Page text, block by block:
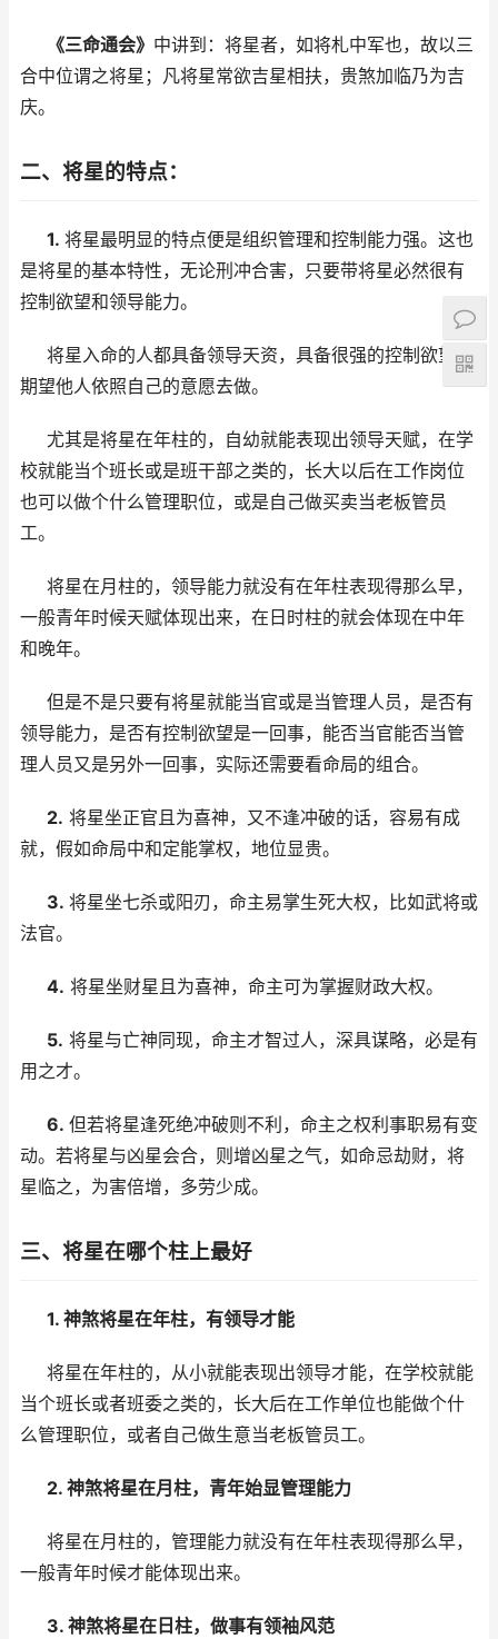
《三命通会》 中讲到：将星者，如将札中军也，故以三
合中位谓之将星；凡将星常欲吉星相扶，贵煞加临乃为吉
庆。
二、将星的特点：
1. 将星最明显的特点便是组织管理和控制能力强。这也
是将星的基本特性，无论刑冲合害，只要带将星必然很有
控制欲望和领导能力。
将星入命的人都具备领导天资，具备很强的控制欲望，
期望他人依照自己的意愿去做。
尤其是将星在年柱的，自幼就能表现出领导天赋，在学
校就能当个班长或是班干部之类的，长大以后在工作岗位
也可以做个什么管理职位，或是自己做买卖当老板管员
工。
将星在月柱的，领导能力就没有在年柱表现得那么早，
一般青年时候天赋体现出来，在日时柱的就会体现在中年
和晚年。
但是不是只要有将星就能当官或是当管理人员，是否有
领导能力，是否有控制欲望是一回事，能否当官能否当管
理人员又是另外一回事，实际还需要看命局的组合。
2. 将星坐正官且为喜神，又不逢冲破的话，容易有成
就，假如命局中和定能掌权，地位显贵。
3. 将星坐七杀或阳刃，命主易掌生死大权，比如武将或
法官。
4. 将星坐财星且为喜神，命主可为掌握财政大权。
5. 将星与亡神同现，命主才智过人，深具谋略，必是有
用之才。
6. 但若将星逢死绝冲破则不利，命主之权利事职易有变
动。若将星与凶星会合，则增凶星之气，如命忌劫财，将
星临之，为害倍增，多劳少成。
三、将星在哪个柱上最好
1. 神煞将星在年柱，有领导才能
将星在年柱的，从小就能表现出领导才能，在学校就能
当个班长或者班委之类的，长大后在工作单位也能做个什
么管理职位，或者自己做生意当老板管员工。
2. 神煞将星在月柱，青年始显管理能力
将星在月柱的，管理能力就没有在年柱表现得那么早，
一般青年时候才能体现出来。
3. 神煞将星在日柱，做事有领袖风范